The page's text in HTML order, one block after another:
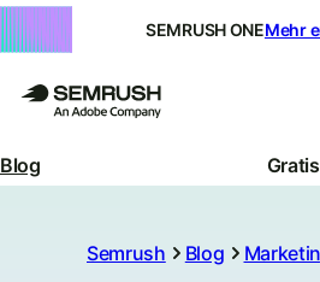
SEMRUSH ONEMehr
Blog
Semrush Blog